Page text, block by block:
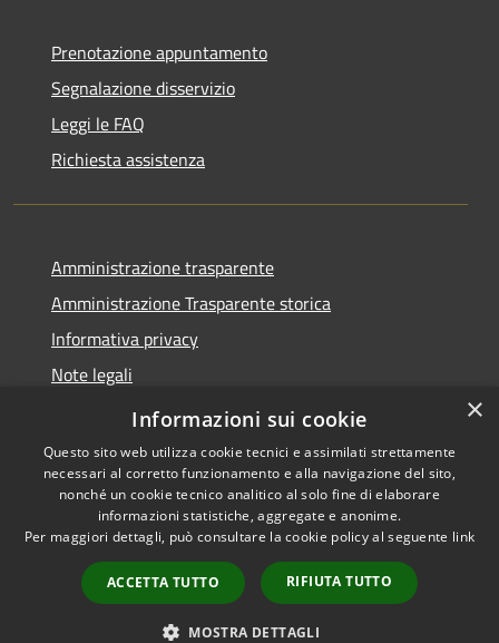
Prenotazione appuntamento
Segnalazione disservizio
Leggi le FAQ
Richiesta assistenza
Amministrazione trasparente
Amministrazione Trasparente storica
Informativa privacy
Note legali
Dichiarazione di accessibilità
Accessibilità
Copyright © 2026 • Comune di
Vico del Gargano • Powered by
Municipium•
Accesso
redazione
×
Informazioni sui cookie
Questo sito web utilizza cookie tecnici e assimilati strettamente
necessari al corretto funzionamento e alla navigazione del sito,
nonché un cookie tecnico analitico al solo fine di elaborare
informazioni statistiche, aggregate e anonime.
Per maggiori dettagli, può consultare la cookie policy al seguente link
ACCETTA TUTTO RIFIUTA TUTTO
MOSTRA DETTAGLI